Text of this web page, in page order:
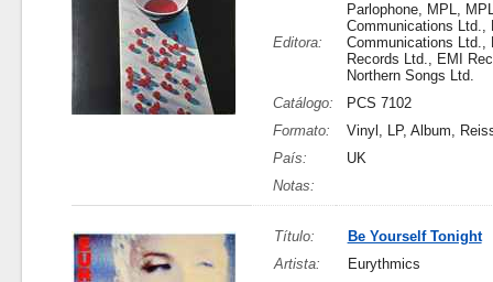
Editora:
Parlophone, MPL,
Communications Ltd.,
Communications Ltd.,
Records Ltd., EMI
Northern Songs Ltd.
Catálogo:
PCS 7102
Formato:
Vinyl, LP, Album,
País:
UK
Notas:
Título:
Be Yourself Tonight
Artista:
Eurythmics